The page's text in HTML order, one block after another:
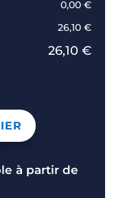
0,00 €
26,10 €
26,10 €
à partir de